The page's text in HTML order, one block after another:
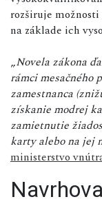
rozširuje
na základe ich
„Novela zákona
rámci mesačného
zamestnanca
získanie modrej
zamietnutie
karty alebo na jej
ministerstvo